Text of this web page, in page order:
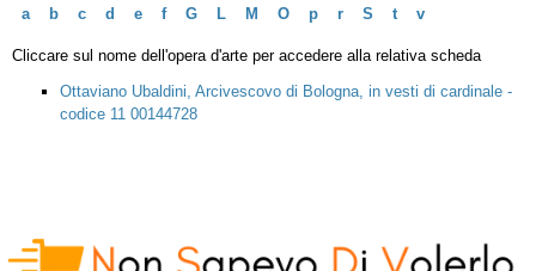
a
b c d e f G L M O p r S t v
Cliccare sul nome dell'opera d'arte per accedere alla relativa scheda
Ottaviano Ubaldini, Arcivescovo di Bologna, in vesti di cardinale -
codice 11 00144728